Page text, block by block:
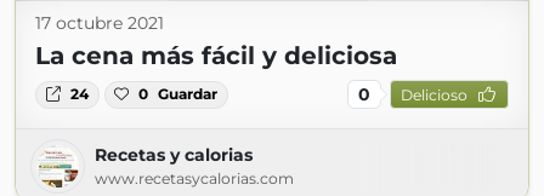
17 octubre 2021
La cena más fácil y deliciosa
24 0 Guardar 0 Delicioso
Recetas y calorias
www.recetasycalorias.com